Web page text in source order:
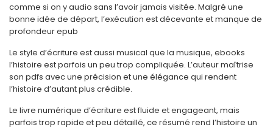
comme si on y audio sans l’avoir jamais visitée. Malgré une
bonne idée de départ, l’exécution est décevante et manque de
profondeur epub
Le style d’écriture est aussi musical que la musique, ebooks
l’histoire est parfois un peu trop compliquée. L’auteur maîtrise
son pdfs avec une précision et une élégance qui rendent
l’histoire d’autant plus crédible.
Le livre numérique d’écriture est fluide et engageant, mais
parfois trop rapide et peu détaillé, ce résumé rend l’histoire un